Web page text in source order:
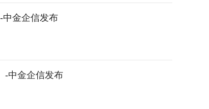
中金企信发布
-中金企信发布